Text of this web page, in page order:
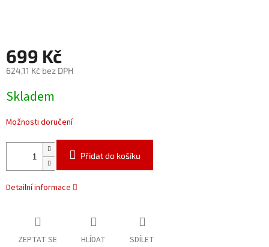
699 Kč
624,11 Kč bez DPH
cena:
Skladem
Možnosti doručení
Přidat do košíku
Detailní informace
ZEPTAT SE HLÍDAT SDÍLET